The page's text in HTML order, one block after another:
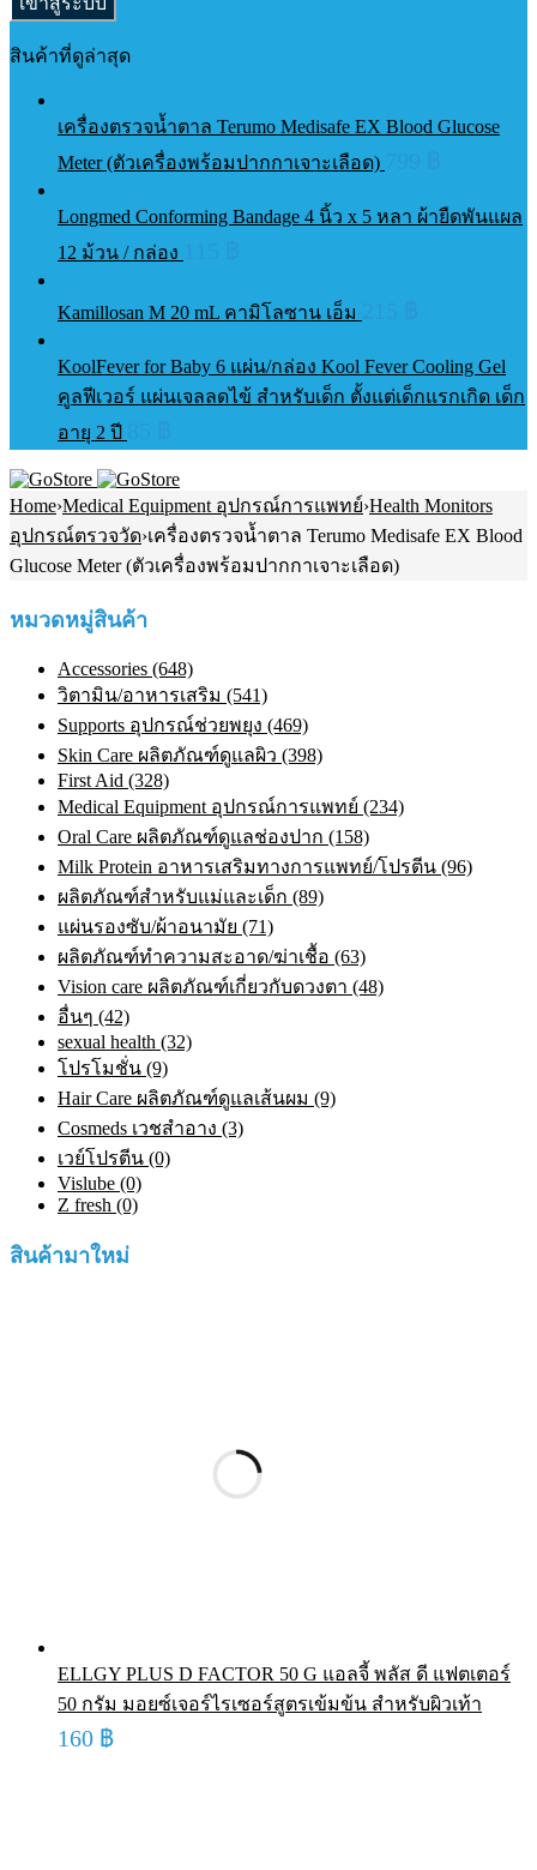
สินค้าที่ดูล่าสุด
เครื่องตรวจน้ำตาล Terumo Medisafe EX Blood Glucose
Meter (ตัวเครื่องพร้อมปากกาเจาะเลือด)
Longmed Conforming Bandage 4 นิ้ว x 5 หลา ผ้ายืดพันแผล
12 ม้วน / กล่อง
Kamillosan M 20 mL คามิโลซาน เอ็ม
KoolFever for Baby 6 แผ่น/กล่อง Kool Fever Cooling Gel
คูลฟีเวอร์ แผ่นเจลลดไข้ สำหรับเด็ก ตั้งแต่เด็กแรกเกิด เด็ก
อายุ 2 ปี
Home›Medical Equipment อุปกรณ์การแพทย์›Health Monitors
อุปกรณ์ตรวจวัด›เครื่องตรวจน้ำตาล Terumo Medisafe EX Blood
Glucose Meter (ตัวเครื่องพร้อมปากกาเจาะเลือด)
หมวดหมู่สินค้า
Accessories (648)
วิตามิน/อาหารเสริม (541)
Supports อุปกรณ์ช่วยพยุง (469)
Skin Care ผลิตภัณฑ์ดูแลผิว (398)
First Aid (328)
Medical Equipment อุปกรณ์การแพทย์ (234)
Oral Care ผลิตภัณฑ์ดูแลช่องปาก (158)
Milk Protein อาหารเสริมทางการแพทย์/โปรตีน (96)
ผลิตภัณฑ์สำหรับแม่และเด็ก (89)
แผ่นรองซับ/ผ้าอนามัย (71)
ผลิตภัณฑ์ทําความสะอาด/ฆ่าเชื้อ (63)
Vision care ผลิตภัณฑ์เกี่ยวกับดวงตา (48)
อื่นๆ (42)
sexual health (32)
โปรโมชั่น (9)
Hair Care ผลิตภัณฑ์ดูแลเส้นผม (9)
Cosmeds เวชสําอาง (3)
เวย์โปรตีน (0)
Vislube (0)
Z fresh (0)
สินค้ามาใหม่
ELLGY PLUS D FACTOR 50 G แอลจี้ พลัส ดี แฟตเตอร์
50 กรัม มอยซ์เจอร์ไรเซอร์สูตรเข้มข้น สำหรับผิวเท้า
160 ฿